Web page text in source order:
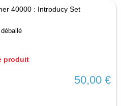
40000 : Introducy Set
produit
50,00 €